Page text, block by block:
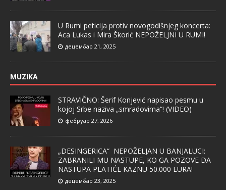
U Rumi peticija protiv novogodišnjeg koncerta:
Aca Lukas i Mira Škorić NEPOŽELJNI U RUMI!
децембар 21, 2025
MUZIKA
STRAVIČNO: Šerif Konjević napisao pesmu u
kojoj Srbe naziva „smradovima“! (VIDEO)
фебруар 27, 2026
„DESINGERICA“ NEPOŽELJAN U BANJALUCI:
ZABRANILI MU NASTUPE, KO GA POZOVE DA
NASTUPA PLATIĆE KAZNU 50.000 EURA!
децембар 23, 2025